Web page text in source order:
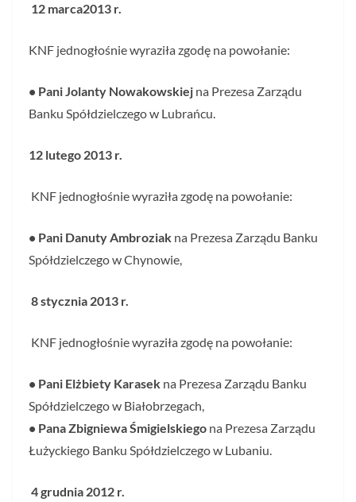
12 marca2013 r.
KNF jednogłośnie wyraziła zgodę na powołanie:
• Pani Jolanty Nowakowskiej na Prezesa Zarządu
Banku Spółdzielczego w Lubrańcu.
12 lutego 2013 r.
KNF jednogłośnie wyraziła zgodę na powołanie:
• Pani Danuty Ambroziak na Prezesa Zarządu Banku
Spółdzielczego w Chynowie,
8 stycznia 2013 r.
KNF jednogłośnie wyraziła zgodę na powołanie:
• Pani Elżbiety Karasek na Prezesa Zarządu Banku
Spółdzielczego w Białobrzegach,
• Pana Zbigniewa Śmigielskiego na Prezesa Zarządu
Łużyckiego Banku Spółdzielczego w Lubaniu.
4 grudnia 2012 r.